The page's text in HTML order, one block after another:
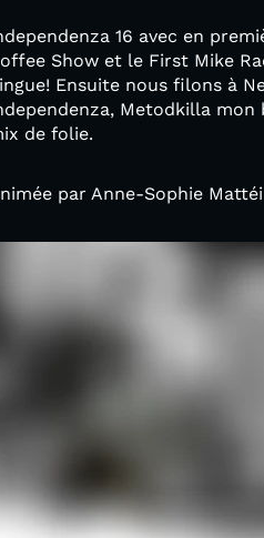
16 avec en
Show et le First Mike
Ensuite nous filons à
Metodkilla
de folie.
par Anne-Sophie Mattéi